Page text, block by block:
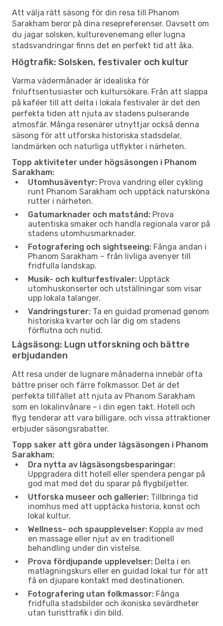
Att välja rätt säsong för din resa till Phanom
Sarakham beror på dina resepreferenser. Oavsett om
du jagar solsken, kulturevenemang eller lugna
stadsvandringar finns det en perfekt tid att åka.
Högtrafik: Solsken, festivaler och kultur
Varma vädermånader är idealiska för
friluftsentusiaster och kultursökare. Från att slappa
på kaféer till att delta i lokala festivaler är det den
perfekta tiden att njuta av stadens pulserande
atmosfär. Många resenärer utnyttjar också denna
säsong för att utforska historiska stadsdelar,
landmärken och naturliga utflykter i närheten.
Topp aktiviteter under högsäsongen i Phanom
Sarakham:
Utomhusäventyr: Prova vandring eller cykling
runt Phanom Sarakham och upptäck natursköna
rutter i närheten.
Gatumarknader och matstånd: Prova
autentiska smaker och handla regionala varor på
stadens utomhusmarknader.
Fotografering och sightseeing: Fånga andan i
Phanom Sarakham – från livliga avenyer till
fridfulla landskap.
Musik- och kulturfestivaler: Upptäck
utomhuskonserter och utställningar som visar
upp lokala talanger.
Vandringsturer: Ta en guidad promenad genom
historiska kvarter och lär dig om stadens
förflutna och nutid.
Lågsäsong: Lugn utforskning och bättre
erbjudanden
Att resa under de lugnare månaderna innebär ofta
bättre priser och färre folkmassor. Det är det
perfekta tillfället att njuta av Phanom Sarakham
som en lokalinvånare – i din egen takt. Hotell och
flyg tenderar att vara billigare, och vissa attraktioner
erbjuder säsongsrabatter.
Topp saker att göra under lågsäsongen i Phanom
Sarakham:
Dra nytta av lågsäsongsbesparingar:
Uppgradera ditt hotell eller spendera pengar på
god mat med det du sparar på flygbiljetter.
Utforska museer och gallerier: Tillbringa tid
inomhus med att upptäcka historia, konst och
lokal kultur.
Wellness- och spaupplevelser: Koppla av med
en massage eller njut av en traditionell
behandling under din vistelse.
Prova fördjupande upplevelser: Delta i en
matlagningskurs eller en guidad lokal tur för att
få en djupare kontakt med destinationen.
Fotografering utan folkmassor: Fånga
fridfulla stadsbilder och ikoniska sevärdheter
utan turisttrafik i din bild.